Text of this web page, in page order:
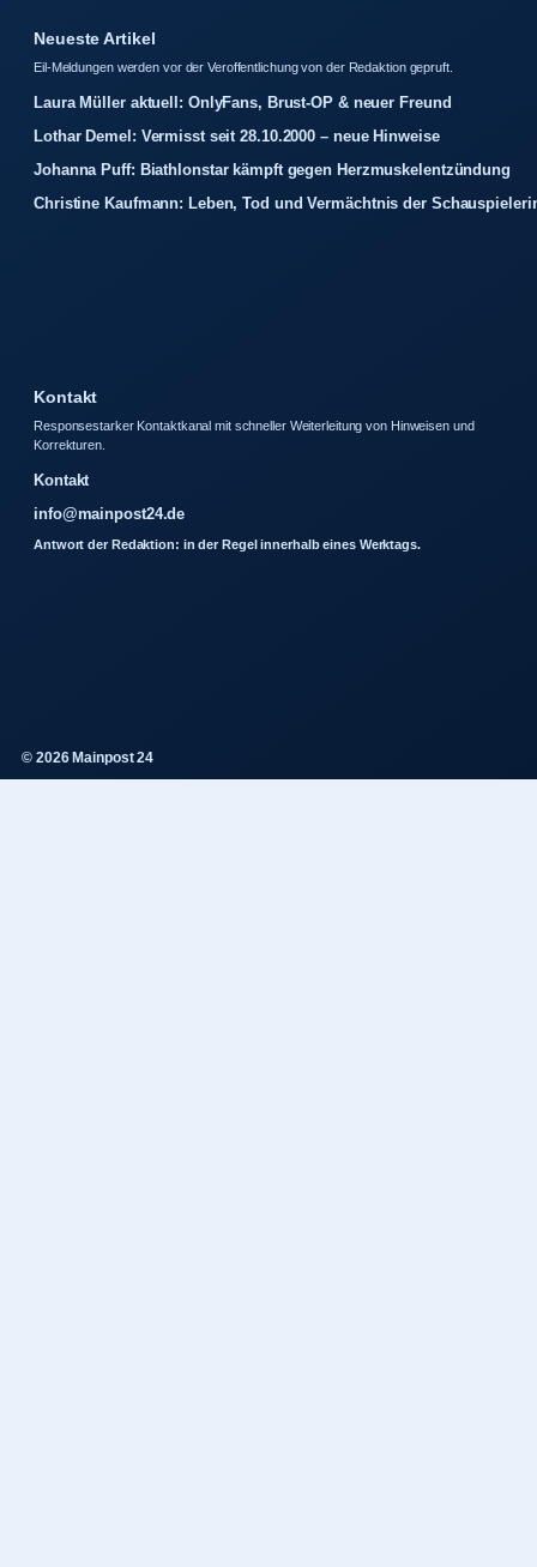
Neueste Artikel
Eil-Meldungen werden vor der Veroffentlichung von der Redaktion gepruft.
Laura Müller aktuell: OnlyFans, Brust-OP & neuer Freund
Lothar Demel: Vermisst seit 28.10.2000 – neue Hinweise
Johanna Puff: Biathlonstar kämpft gegen Herzmuskelentzündung
Christine Kaufmann: Leben, Tod und Vermächtnis der
Kontakt
Responsestarker Kontaktkanal mit schneller Weiterleitung von Hinweisen und
Korrekturen.
Kontakt
info@mainpost24.de
Antwort der Redaktion: in der Regel innerhalb eines Werktags.
© 2026 Mainpost 24